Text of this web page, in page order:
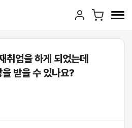
취업을 하게 되었는데
받을 수 있나요?